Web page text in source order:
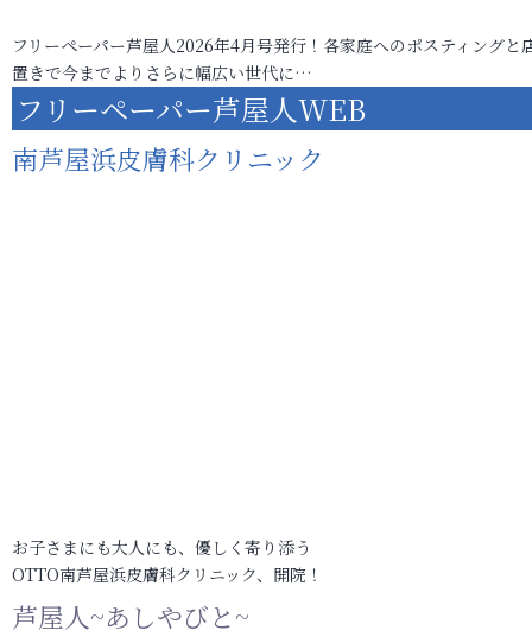
フリーペーパー芦屋人2026年4月号発行！各家庭へのポスティングと
置きで今までよりさらに幅広い世代に…
フリーペーパー芦屋人WEB
南芦屋浜皮膚科クリニック
お子さまにも大人にも、優しく寄り添う
OTTO南芦屋浜皮膚科クリニック、開院！
芦屋人~あしやびと~